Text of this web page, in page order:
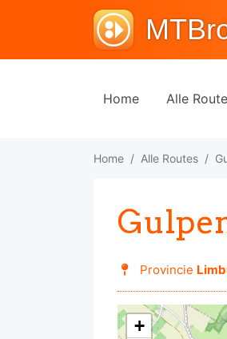
Home Alle
Home Alle Routes
Provincie
+